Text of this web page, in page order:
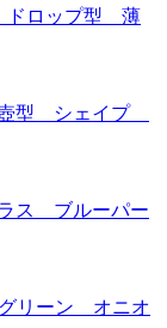
ドロップ型 薄
壺型 シェイプ
ス ブルーパー
リーン オニオ